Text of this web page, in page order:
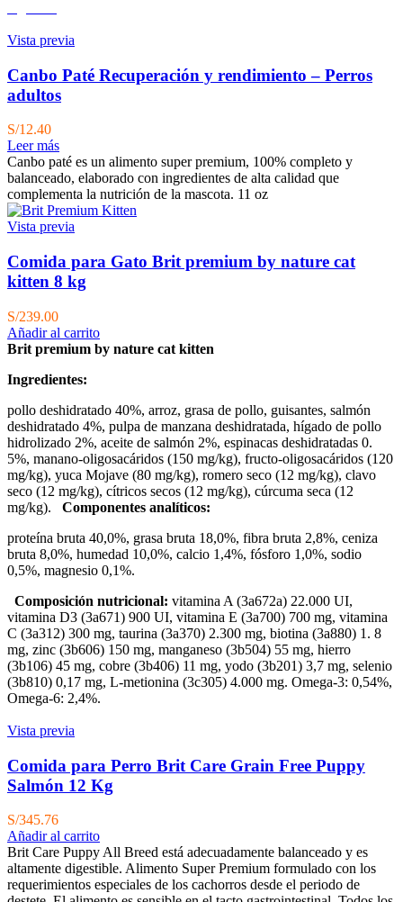
Vista previa
Canbo Paté Recuperación y rendimiento – Perros
adultos
S/12.40
Leer más
Canbo paté es un alimento super premium, 100% completo y
balanceado, elaborado con ingredientes de alta calidad que
complementa la nutrición de la mascota. 11 oz
Vista previa
Comida para Gato Brit premium by nature cat
kitten 8 kg
S/239.00
Añadir al carrito
Brit premium by nature cat kitten
Ingredientes:
pollo deshidratado 40%, arroz, grasa de pollo, guisantes, salmón
deshidratado 4%, pulpa de manzana deshidratada, hígado de pollo
hidrolizado 2%, aceite de salmón 2%, espinacas deshidratadas 0.
5%, manano-oligosacáridos (150 mg/kg), fructo-oligosacáridos (120
mg/kg), yuca Mojave (80 mg/kg), romero seco (12 mg/kg), clavo
seco (12 mg/kg), cítricos secos (12 mg/kg), cúrcuma seca (12
mg/kg). Componentes analíticos:
proteína bruta 40,0%, grasa bruta 18,0%, fibra bruta 2,8%, ceniza
bruta 8,0%, humedad 10,0%, calcio 1,4%, fósforo 1,0%, sodio
0,5%, magnesio 0,1%.
Composición nutricional: vitamina A (3a672a) 22.000 UI,
vitamina D3 (3a671) 900 UI, vitamina E (3a700) 700 mg, vitamina
C (3a312) 300 mg, taurina (3a370) 2.300 mg, biotina (3a880) 1. 8
mg, zinc (3b606) 150 mg, manganeso (3b504) 55 mg, hierro
(3b106) 45 mg, cobre (3b406) 11 mg, yodo (3b201) 3,7 mg, selenio
(3b810) 0,17 mg, L-metionina (3c305) 4.000 mg. Omega-3: 0,54%,
Omega-6: 2,4%.
Vista previa
Comida para Perro Brit Care Grain Free Puppy
Salmón 12 Kg
S/345.76
Añadir al carrito
Brit Care Puppy All Breed está adecuadamente balanceado y es
altamente digestible. Alimento Super Premium formulado con los
requerimientos especiales de los cachorros desde el periodo de